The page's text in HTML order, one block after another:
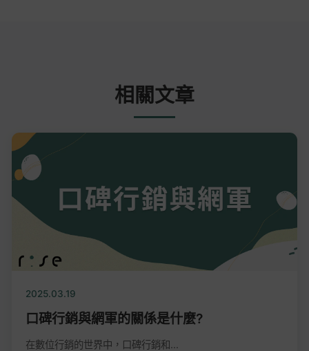
相關文章
2025.03.19
口碑行銷與網軍的關係是什麼?
在數位行銷的世界中，口碑行銷和...